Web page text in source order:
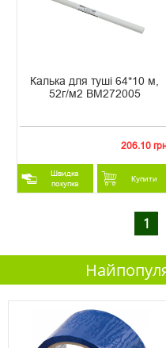
Калька для туші 64*10 м,
52г/м2 ВМ272005
206.10
Швидка
покупка
Купити
1